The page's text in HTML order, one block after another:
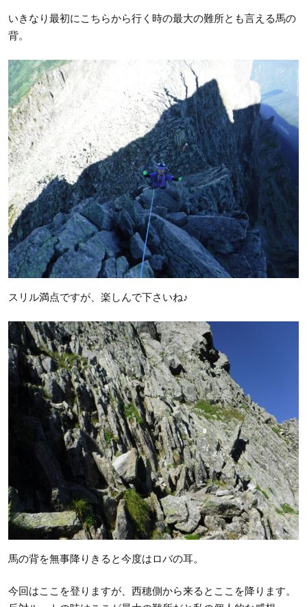
いきなり最初にこちらから行く時の最大の難所とも言える馬の
背。
スリル満点ですが、楽しんで下さいね♪
馬の背を無事降りきると今度はロバの耳。
今回はここを登りますが、西穂側から来るとここを降ります。